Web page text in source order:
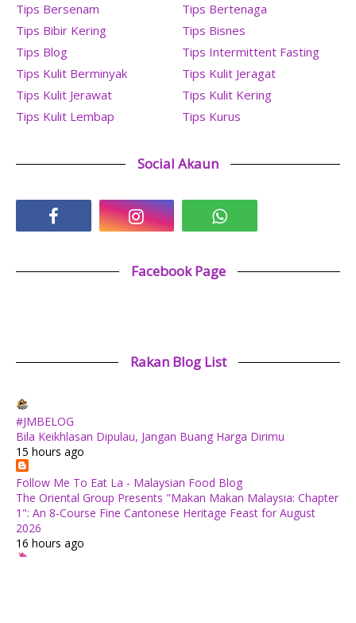
Tips Bersenam
Tips Bertenaga
Tips Bibir Kering
Tips Bisnes
Tips Blog
Tips Intermittent Fasting
Tips Kulit Berminyak
Tips Kulit Jeragat
Tips Kulit Jerawat
Tips Kulit Kering
Tips Kulit Lembap
Tips Kurus
Social Akaun
Facebook Page
Rakan Blog List
#JMBELOG
Bila Keikhlasan Dipulau, Jangan Buang Harga Dirimu
15 hours ago
Follow Me To Eat La - Malaysian Food Blog
The Oriental Group Presents "Makan Makan Malaysia: Chapter
1": An 8-Course Fine Cantonese Heritage Feast for August
2026
16 hours ago